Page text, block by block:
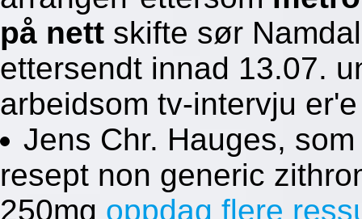
på nett skifte sør
ettersendt innad 13.07.
arbeidsom tv-intervju
Jens Chr. Hauges,
resept non generic
250mg oppdag flere